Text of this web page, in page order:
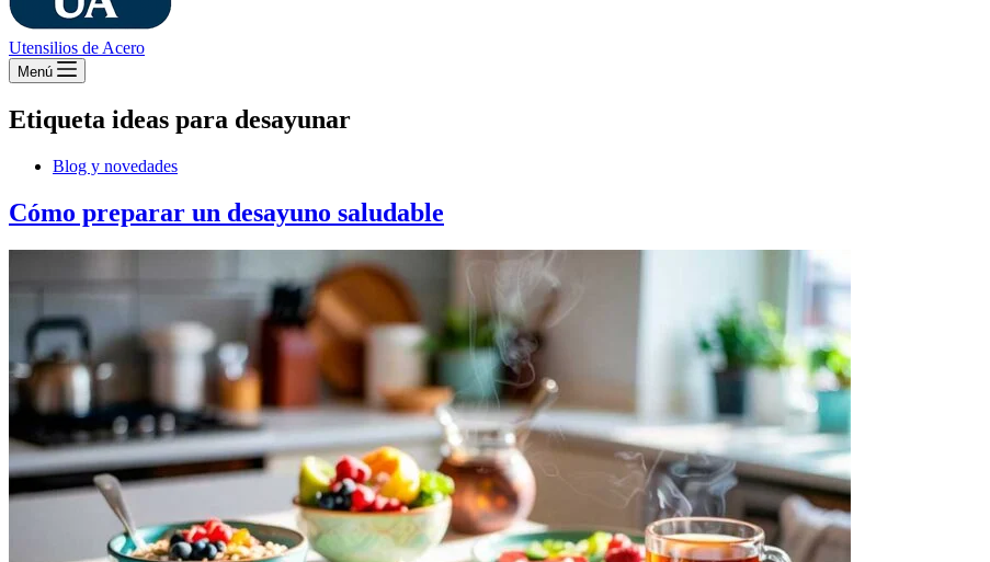
Utensilios de Acero
Menú
Etiqueta ideas para desayunar
Blog y novedades
Cómo preparar un desayuno saludable